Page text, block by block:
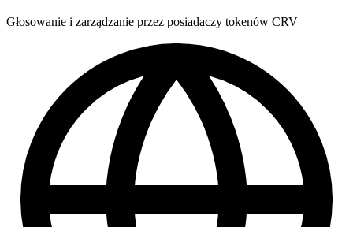
Głosowanie i zarządzanie przez posiadaczy tokenów CRV